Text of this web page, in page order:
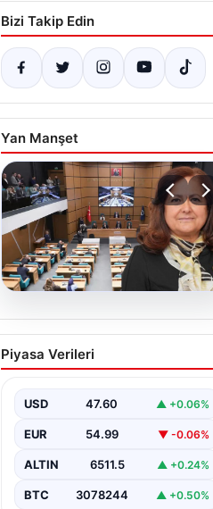
Bizi Takip Edin
Yan Manşet
05.08.2026
Üsküdar Belediyesi’nde
başkanvekili Sibel Tan
Piyasa Verileri
USD 47.60 ▲ +0.06%
EUR 54.99 ▼ -0.06%
ALTIN 6511.5 ▲ +0.24%
BTC 3078244 ▲ +0.50%